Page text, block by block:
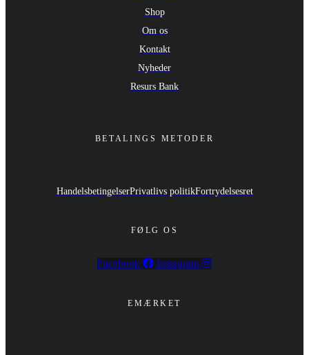
Shop
Om os
Kontakt
Nyheder
Resurs Bank
BETALINGS METODER
HandelsbetingelserPrivatlivs politikFortrydelsesret
FØLG OS
Facebook Instagram
EMÆRKET